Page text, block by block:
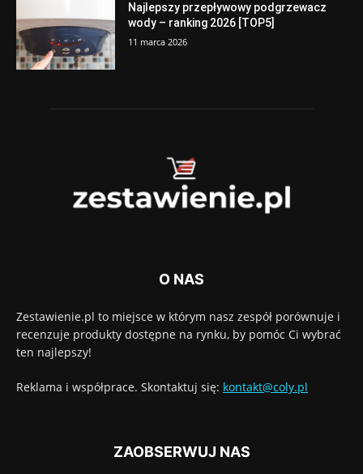
Najlepszy przepływowy podgrzewacz
wody – ranking 2026 [TOP5]
11 marca 2026
O NAS
Zestawienie.pl to miejsce w którym nasz zespół porównuje i
recenzuje produkty dostępne na rynku, by pomóc Ci wybrać
ten najlepszy!
Reklama i współprace. Skontaktuj się: kontakt@coly.pl
ZAOBSERWUJ NAS